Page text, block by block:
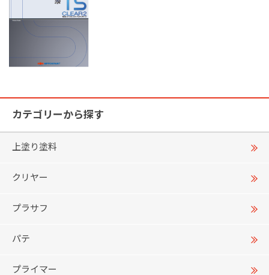
カテゴリーから探す
上塗り塗料
クリヤー
プラサフ
パテ
プライマー